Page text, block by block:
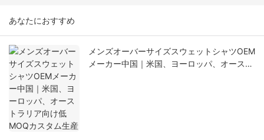
あなたにおすすめ
メンズオーバーサイズスウェットシャツOEM
メーカー中国｜米国、ヨーロッパ、オースト